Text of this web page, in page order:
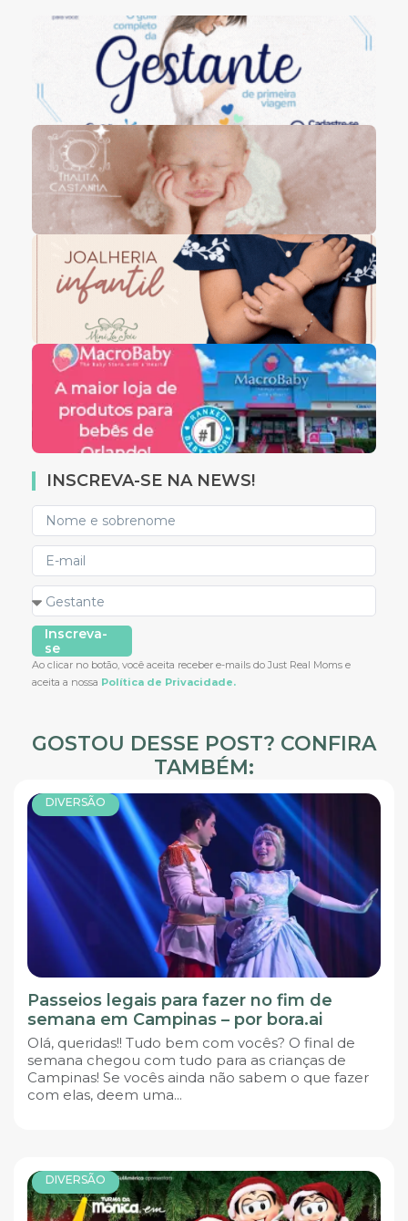
INSCREVA-SE NA NEWS!
Inscreva-
se
Ao clicar no botão, você aceita receber e-mails do Just Real Moms e
aceita a nossa Política de Privacidade.
GOSTOU DESSE POST? CONFIRA
TAMBÉM:
DIVERSÃO
Passeios legais para fazer no fim de
semana em Campinas – por bora.ai
Olá, queridas!! Tudo bem com vocês? O final de
semana chegou com tudo para as crianças de
Campinas! Se vocês ainda não sabem o que fazer
com elas, deem uma...
DIVERSÃO